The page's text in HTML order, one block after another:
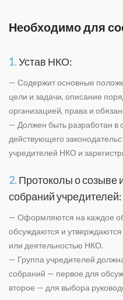
Необходимо для
1.Устав НКО:
— Содержит основные
цели и задачи, описание
оргaнизацией, права и
— Должен быть разработан в
действующего
учредителей НКО и
2.Протоколы о созыве
собраний учредителей:
— Оформляются на каждое
обсуждаются и
или деятельностью НКО.
— Группа учредителей
собраний — первое для
второе — для выбора